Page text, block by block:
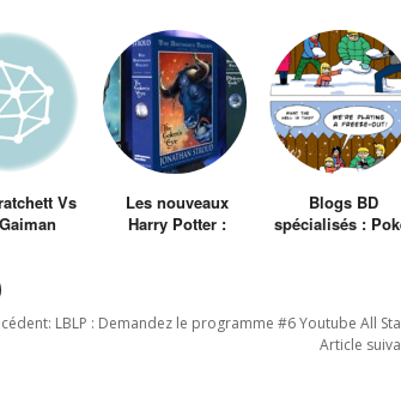
Vs
Les nouveaux
Harry Potter :
Blogs BD
spécialisés :
LBLP : Demandez le programme #6 Youtube All
Article